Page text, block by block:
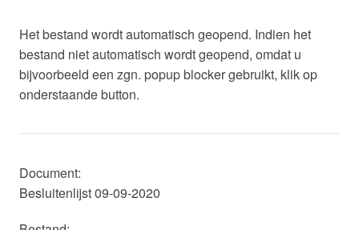
Het bestand wordt automatisch geopend. Indien het
bestand niet automatisch wordt geopend, omdat u
bijvoorbeeld een zgn. popup blocker gebruikt, klik op
onderstaande button.
Document:
Besluitenlijst 09-09-2020